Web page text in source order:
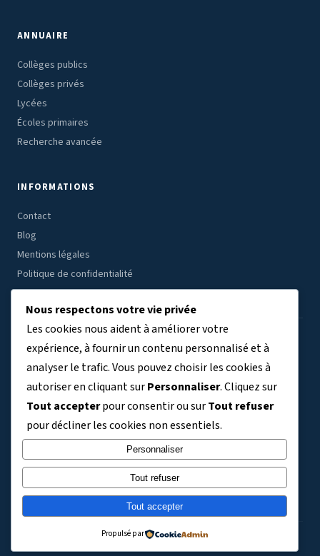
ANNUAIRE
Collèges publics
Collèges privés
Lycées
Écoles primaires
Recherche avancée
INFORMATIONS
Contact
Blog
Mentions légales
Politique de confidentialité
ÉTABLISSEMENTS PAR RÉGION
Auvergne-Rhône-Alpes (7804)Bourgogne-Franche-Comté(3409)
Bretagne(3038)Centre-Val de Loire(2691)Corse(329) Grand Est(5763)
Guadeloupe(411)Guyane(140)Hauts-de-France (6356)
Ile-de-France(9120)La Réunion(734)Martinique(363)
Nouvelle-Aquitaine(5992)
Pays de la Loire(3576)Provence-Alpes-Côte d'Azur(4101)
TOM et Collectivités territoriales(721)
© 2026 Technologies College – Tous droits réservés
Nous respectons votre vie privée
Les cookies nous aident à améliorer votre
expérience, à fournir un contenu personnalisé et à
analyser le trafic. Vous pouvez choisir les cookies à
autoriser en cliquant surPersonnaliser. Cliquez sur
Tout accepterpour consentir ou surTout refuser
pour décliner les cookies non essentiels.
Personnaliser
Tout refuser
Tout accepter
Propulsé par